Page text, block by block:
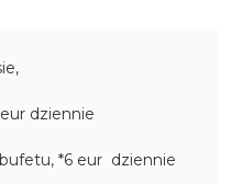
dziennie
*6 eur dziennie